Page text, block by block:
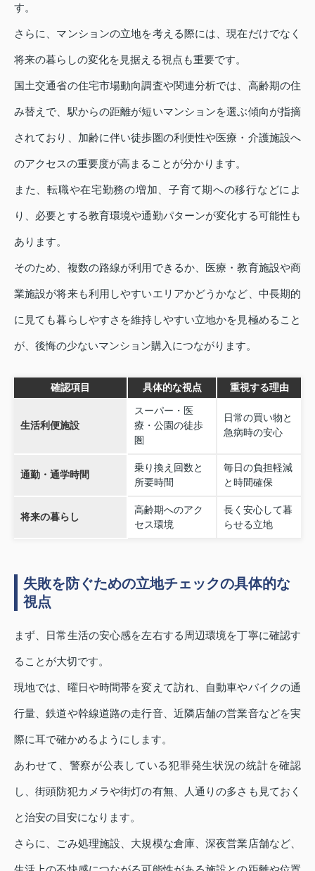
す。
さらに、マンションの立地を考える際には、現在だけでなく
将来の暮らしの変化を見据える視点も重要です。
国土交通省の住宅市場動向調査や関連分析では、高齢期の住
み替えで、駅からの距離が短いマンションを選ぶ傾向が指摘
されており、加齢に伴い徒歩圏の利便性や医療・介護施設へ
のアクセスの重要度が高まることが分かります。
また、転職や在宅勤務の増加、子育て期への移行などによ
り、必要とする教育環境や通勤パターンが変化する可能性も
あります。
そのため、複数の路線が利用できるか、医療・教育施設や商
業施設が将来も利用しやすいエリアかどうかなど、中長期的
に見ても暮らしやすさを維持しやすい立地かを見極めること
が、後悔の少ないマンション購入につながります。
確認項目 具体的な視点 重視する理由
生活利便施設
スーパー・医
療・公園の徒歩
圏
日常の買い物と
急病時の安心
通勤・通学時間
乗り換え回数と
所要時間
毎日の負担軽減
と時間確保
将来の暮らし
高齢期へのアク
セス環境
長く安心して暮
らせる立地
失敗を防ぐための立地チェックの具体的な
視点
まず、日常生活の安心感を左右する周辺環境を丁寧に確認す
ることが大切です。
現地では、曜日や時間帯を変えて訪れ、自動車やバイクの通
行量、鉄道や幹線道路の走行音、近隣店舗の営業音などを実
際に耳で確かめるようにします。
あわせて、警察が公表している犯罪発生状況の統計を確認
し、街頭防犯カメラや街灯の有無、人通りの多さも見ておく
と治安の目安になります。
さらに、ごみ処理施設、大規模な倉庫、深夜営業店舗など、